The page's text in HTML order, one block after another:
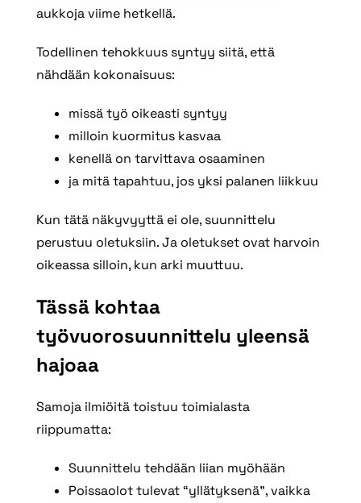
aukkoja viime hetkellä.
Todellinen tehokkuus syntyy siitä, että
nähdään kokonaisuus:
missä työ oikeasti syntyy
milloin kuormitus kasvaa
kenellä on tarvittava osaaminen
ja mitä tapahtuu, jos yksi palanen liikkuu
Kun tätä näkyvyyttä ei ole, suunnittelu
perustuu oletuksiin. Ja oletukset ovat harvoin
oikeassa silloin, kun arki muuttuu.
Tässä kohtaa
työvuorosuunnittelu yleensä
hajoaa
Samoja ilmiöitä toistuu toimialasta
riippumatta:
Suunnittelu tehdään liian myöhään
Poissaolot tulevat “yllätyksenä”, vaikka